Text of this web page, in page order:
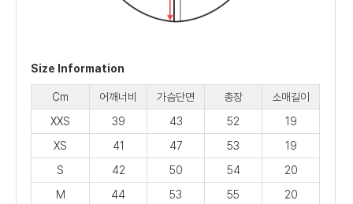
Size Information
Cm 어깨너비 가슴단면 총장
소매길이
XXS
39 43 52
19
XS
41 47 53
19
S
42 50 54
20
M
44 53 55 20